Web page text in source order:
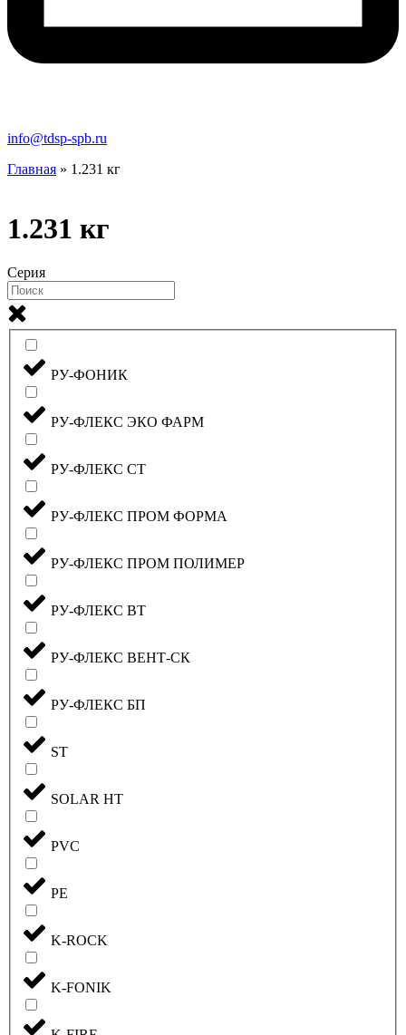
info@tdsp-spb.ru
Главная » 1.231 кг
1.231 кг
Серия
РУ-ФОНИК
РУ-ФЛЕКС ЭКО ФАРМ
РУ-ФЛЕКС СТ
РУ-ФЛЕКС ПРОМ ФОРМА
РУ-ФЛЕКС ПРОМ ПОЛИМЕР
РУ-ФЛЕКС ВТ
РУ-ФЛЕКС ВЕНТ-СК
РУ-ФЛЕКС БП
ST
SOLAR HT
PVC
PE
K-ROCK
K-FONIK